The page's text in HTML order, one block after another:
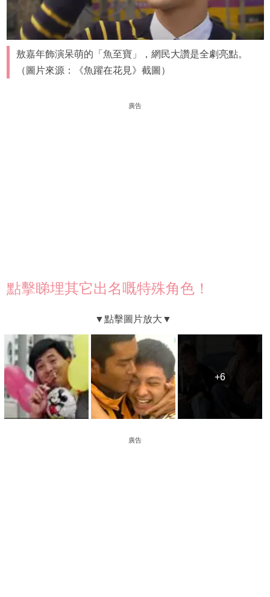
敖嘉年飾演呆萌的「魚至寶」，網民大讚是全劇亮點。
（圖片來源：《魚躍在花見》截圖）
廣告
點擊睇埋其它出名嘅特殊角色！
+6
+6
廣告